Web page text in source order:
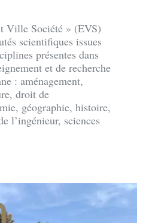
Ville Société » (EVS)
scientifiques issues
présentes dans
et de recherche
: aménagement,
droit de
géographie, histoire,
l’ingénieur, sciences